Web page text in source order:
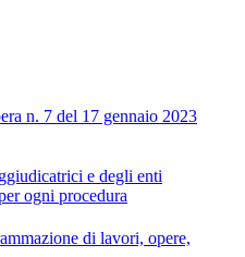
n. 7 del 17 gennaio 2023
e degli enti
ogni procedura
di lavori, opere,